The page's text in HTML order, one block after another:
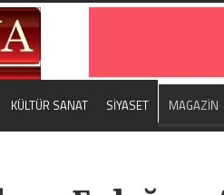
KÜLTÜR SANAT SİYASET MAGAZİN